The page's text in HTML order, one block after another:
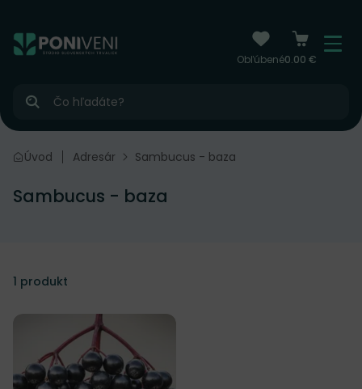
Obľúbené0.00 €
Menu
Hľadať
Úvod Adresár Sambucus - baza
Sambucus - baza
1 produkt